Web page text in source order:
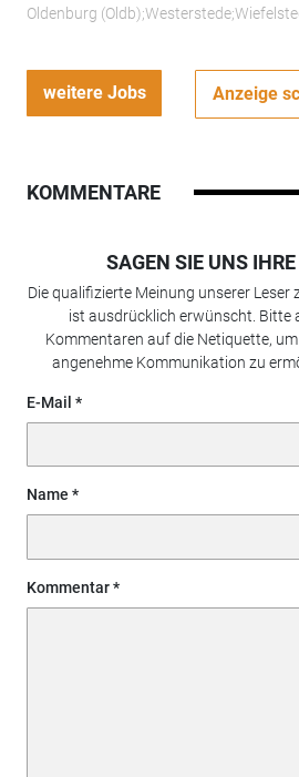
Oldenburg
weitere Jobs Anzeige
KOMMENTARE
SAGEN SIE UNS
Die qualifizierte Meinung unserer Leser
ist ausdrücklich erwünscht. Bitte
Kommentaren auf die Netiquette,
angenehme Kommunikation zu
E-Mail
Name
Kommentar